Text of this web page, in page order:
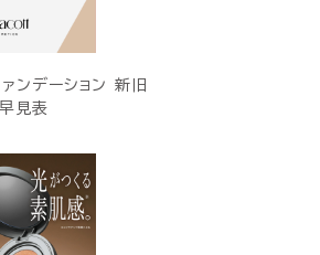
ンデーション 新旧
見表